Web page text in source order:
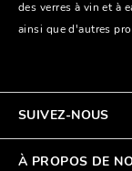
des verres à vin et à
ainsi que d'autres
SUIVEZ-NOUS
À PROPOS DE